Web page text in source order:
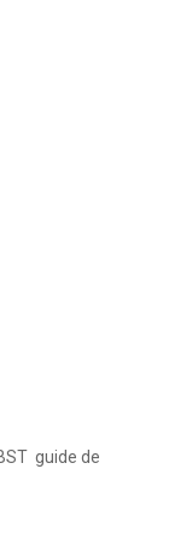
guide de